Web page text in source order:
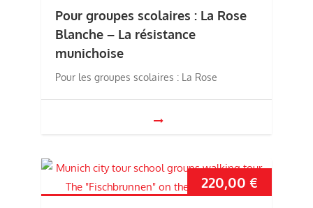
Pour groupes scolaires : La Rose
Blanche – La résistance
munichoise
Pour les groupes scolaires : La Rose
220,00 €